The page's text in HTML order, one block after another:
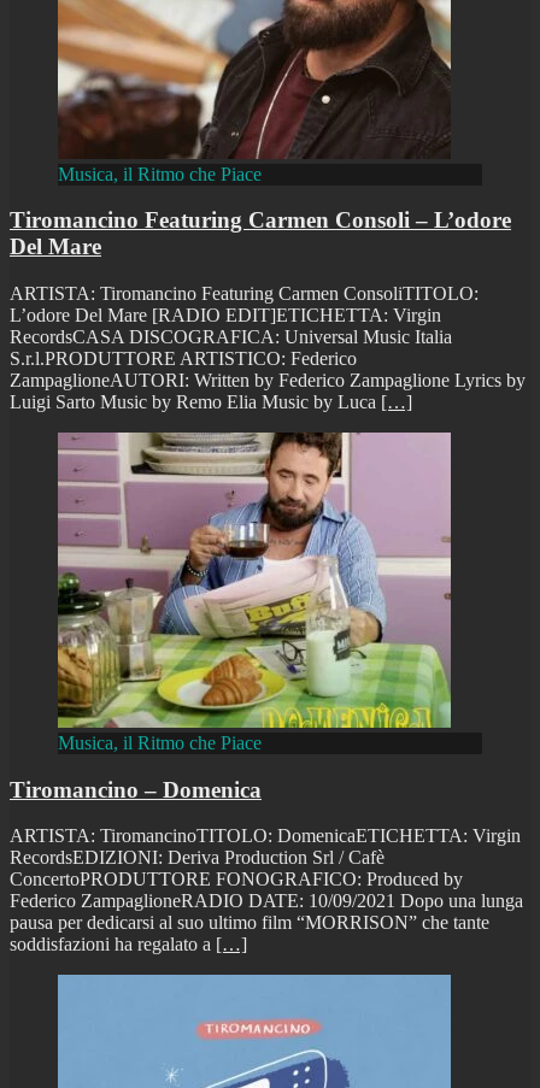
Musica, il Ritmo che Piace
Tiromancino Featuring Carmen Consoli – L’odore
Del Mare
ARTISTA: Tiromancino Featuring Carmen ConsoliTITOLO:
L’odore Del Mare [RADIO EDIT]ETICHETTA: Virgin
RecordsCASA DISCOGRAFICA: Universal Music Italia
S.r.l.PRODUTTORE ARTISTICO: Federico
ZampaglioneAUTORI: Written by Federico Zampaglione Lyrics by
Luigi Sarto Music by Remo Elia Music by Luca […]
Musica, il Ritmo che Piace
Tiromancino – Domenica
ARTISTA: TiromancinoTITOLO: DomenicaETICHETTA: Virgin
RecordsEDIZIONI: Deriva Production Srl / Cafè
ConcertoPRODUTTORE FONOGRAFICO: Produced by
Federico ZampaglioneRADIO DATE: 10/09/2021 Dopo una lunga
pausa per dedicarsi al suo ultimo film “MORRISON” che tante
soddisfazioni ha regalato a […]